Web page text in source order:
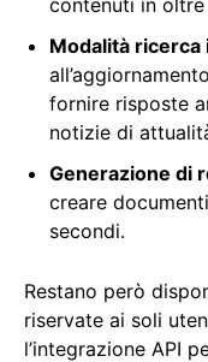
Modalità ricerca
fornire risposte
notizie di
Generazione di
creare
secondi.
Restano però
riservate ai soli
l’integrazione API